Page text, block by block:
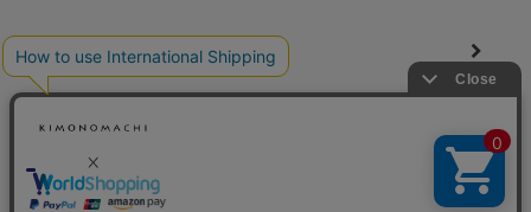
商品の無断販売・転売の禁止について
会社概要プライバシーポリシー お問い合わせ